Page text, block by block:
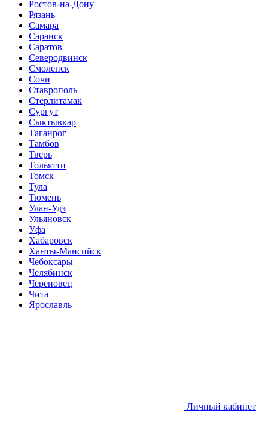
Ростов-на-Дону
Рязань
Самара
Саранск
Саратов
Северодвинск
Смоленск
Сочи
Ставрополь
Стерлитамак
Сургут
Сыктывкар
Таганрог
Тамбов
Тверь
Тольятти
Томск
Тула
Тюмень
Улан-Удэ
Ульяновск
Уфа
Хабаровск
Ханты-Мансийск
Чебоксары
Челябинск
Череповец
Чита
Ярославль
Личный кабинет